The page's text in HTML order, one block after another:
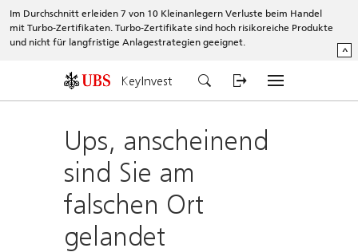
Im Durchschnitt erleiden 7 von 10 Kleinanlegern Verluste beim Handel
mit Turbo-Zertifikaten. Turbo-Zertifikate sind hoch risikoreiche Produkte
und nicht für langfristige Anlagestrategien geeignet.
^
KeyInvest
Ups, anscheinend
sind Sie am
falschen Ort
gelandet